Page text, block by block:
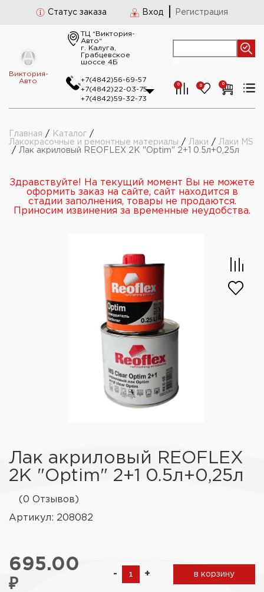
Статус заказа Вход Регистрация
Виктория-
Авто
ТЦ “Виктория-
Авто“
г. Калуга,
Грабцевское
шоссе 4Б
+7(4842)56-69-57
+7(4842)22-03-75
+7(4842)59-32-73
0 0 0
Главная / Каталог /
Лакокрасочные и ремонтные материалы / Лаки / Лаки MS
/ Лак акриловый REOFLEX 2K "Optim" 2+1 0.5л+0,25л
Здравствуйте! На текущий момент Вы не можете
оформить заказ на сайте, сайт находится в
стадии заполнения, товары не продаются.
Приносим извинения за временные неудобства.
Лак акриловый REOFLEX
2K "Optim" 2+1 0.5л+0,25л
(0 Отзывов)
Артикул: 208082
695.00
₽
- + в корзину